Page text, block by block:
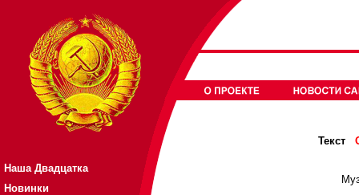
Наша Двадцатка
Новинки
Текст